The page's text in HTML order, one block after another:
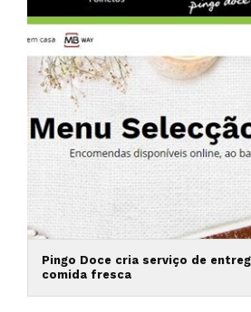
Pingo Doce cria serviço de
comida fresca